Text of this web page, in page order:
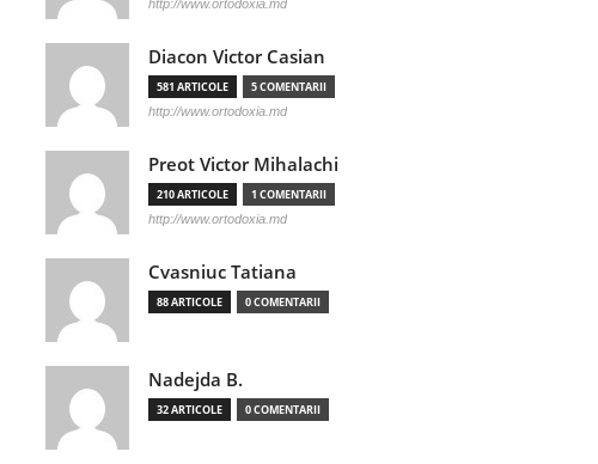
http://www.ortodoxia.md
Diacon Victor Casian
581 ARTICOLE 5 COMENTARII
http://www.ortodoxia.md
Preot Victor Mihalachi
210 ARTICOLE 1 COMENTARII
http://www.ortodoxia.md
Cvasniuc Tatiana
88 ARTICOLE 0 COMENTARII
Nadejda B.
32 ARTICOLE 0 COMENTARII